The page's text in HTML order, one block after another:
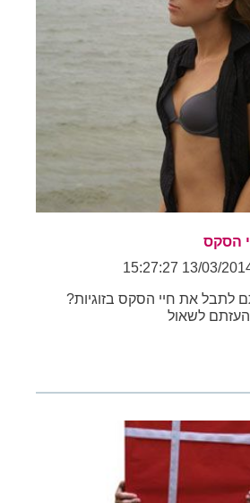
הסקס
לתבל את חיי הסקס בזוגיות?
לשאול